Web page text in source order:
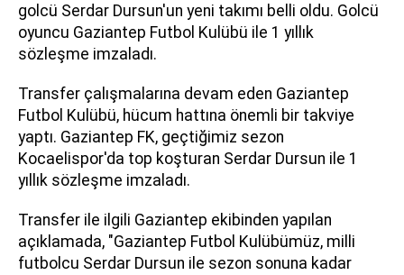
golcü Serdar Dursun'un yeni takımı belli oldu. Golcü
oyuncu Gaziantep Futbol Kulübü ile 1 yıllık
sözleşme imzaladı.
Transfer çalışmalarına devam eden Gaziantep
Futbol Kulübü, hücum hattına önemli bir takviye
yaptı. Gaziantep FK, geçtiğimiz sezon
Kocaelispor'da top koşturan Serdar Dursun ile 1
yıllık sözleşme imzaladı.
Transfer ile ilgili Gaziantep ekibinden yapılan
açıklamada, "Gaziantep Futbol Kulübümüz, milli
futbolcu Serdar Dursun ile sezon sonuna kadar